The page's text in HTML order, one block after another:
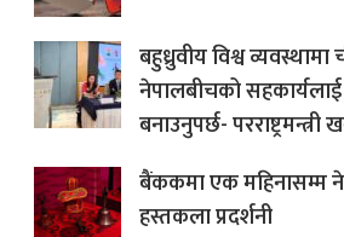
बहुध्रुवीय विश्व
नेपालबीचको सहकार्यलाई
बनाउनुपर्छ- परराष्ट्रमन्त्री
बैंककमा एक महिनासम्म
हस्तकला प्रदर्शनी